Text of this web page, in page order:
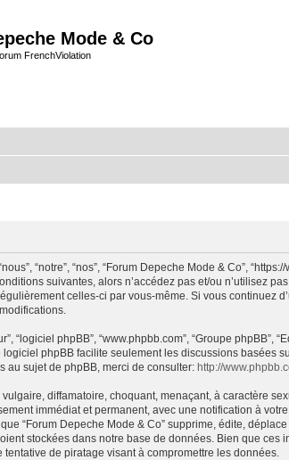
Mode & Co
FrenchViolation
“notre”, “nos”, “Forum Depeche Mode & Co”,
suivantes, alors n’accédez pas et/ou n’utilisez
celles-ci par vous-même. Si vous continuez
“logiciel phpBB”, “www.phpbb.com”, “Groupe
logiciel phpBB facilite seulement les discussions basées
au sujet de phpBB, merci de consulter: http://
diffamatoire, choquant, menaçant, à caractère
immédiat et permanent, avec une notification à
“Forum Depeche Mode & Co” supprime, édite,
stockées dans notre base de données. Bien que
de piratage visant à compromettre les données.